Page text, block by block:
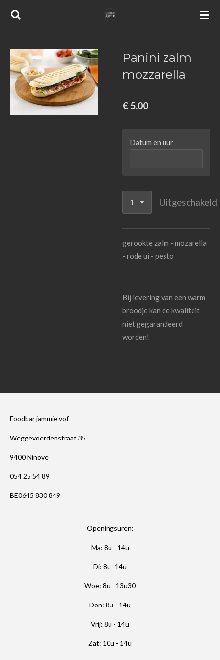
Ga
de
hoofdinhoud
Panini zalm
mozzarella
€ 5,00
Datum en uur
Uitgeschakeld
gerookte zalm - mozarella
- rode ui - pesto
Bij levering van een warm
broodje kan de kwaliteit
niet gegarandeerd
worden!
Foodbar jammie vof
Weggevoerdenstraat 35
9400 Ninove
054 25 54 89
BE0645 830 849
Openingsuren:
Ma: 8u - 14u
Di: 8u -14u
Woe: 8u - 13u30
Don: 8u - 14u
Vrij: 8u - 14u
Zat: 10u - 14u